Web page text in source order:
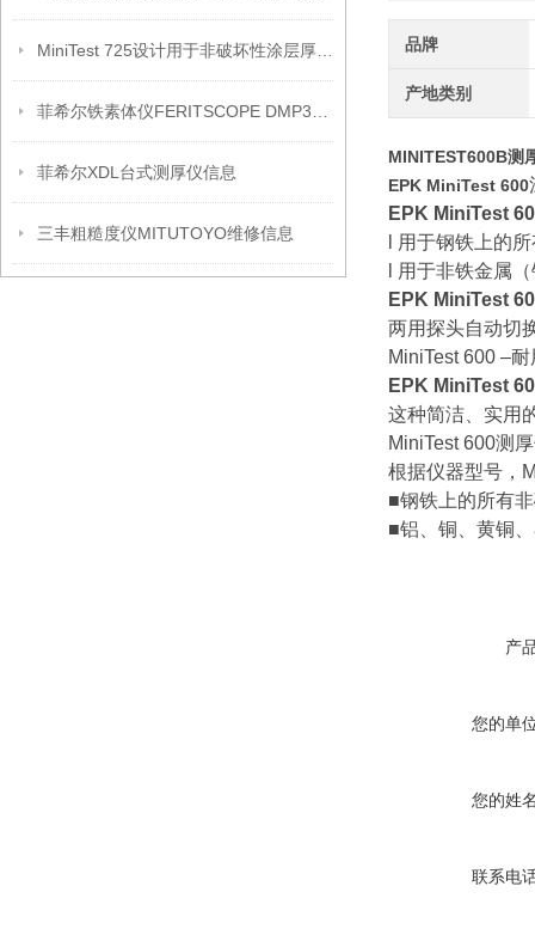
菲希尔XDL台式测厚仪信息
三丰粗糙度仪MITUTOYO维修信息
品牌
产地类别
MINITEST600B测
EPK MiniTest 600
EPK MiniTest
l 用于钢铁上的
l 用于非铁金属
EPK MiniTest
两用探头自动切
MiniTest 600 –
EPK MiniTest
这种简洁、实用
MiniTest 600测
根据仪器型号，
■钢铁上的所有
■铝、铜、黄铜
产
您的单
您的姓
联系电